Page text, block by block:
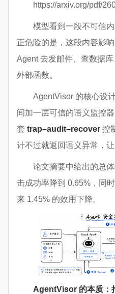
https://arxiv.org/pdf/
模型看到一段不可信
正危险的是，这段内容影
Agent 去发邮件、查数据
外部函数。
AgentVisor 的核心设
间加一层可信的语义监控
套 trap–audit–recover 控
计不过就返回语义异常，让
论文摘要中给出的总
击成功率降到 0.65%，同
来 1.45% 的效用下降。
AgentVisor 的本质：